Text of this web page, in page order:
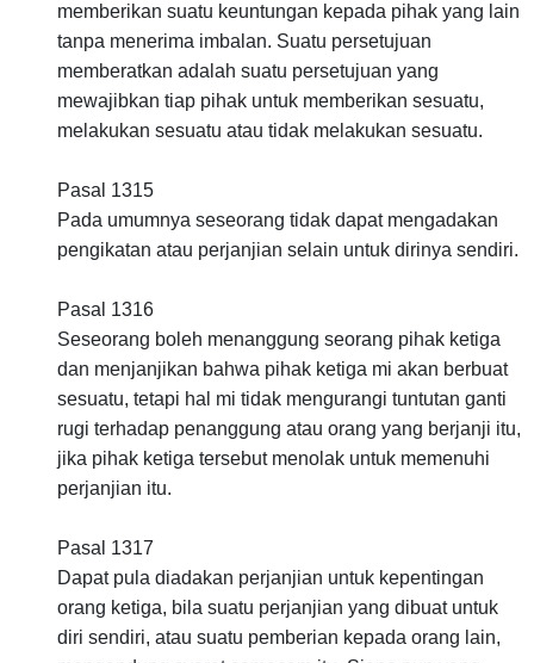
memberikan suatu keuntungan kepada pihak yang lain
tanpa menerima imbalan. Suatu persetujuan
memberatkan adalah suatu persetujuan yang
mewajibkan tiap pihak untuk memberikan sesuatu,
melakukan sesuatu atau tidak melakukan sesuatu.
Pasal 1315
Pada umumnya seseorang tidak dapat mengadakan
pengikatan atau perjanjian selain untuk dirinya sendiri.
Pasal 1316
Seseorang boleh menanggung seorang pihak ketiga
dan menjanjikan bahwa pihak ketiga mi akan berbuat
sesuatu, tetapi hal mi tidak mengurangi tuntutan ganti
rugi terhadap penanggung atau orang yang berjanji itu,
jika pihak ketiga tersebut menolak untuk memenuhi
perjanjian itu.
Pasal 1317
Dapat pula diadakan perjanjian untuk kepentingan
orang ketiga, bila suatu perjanjian yang dibuat untuk
diri sendiri, atau suatu pemberian kepada orang lain,